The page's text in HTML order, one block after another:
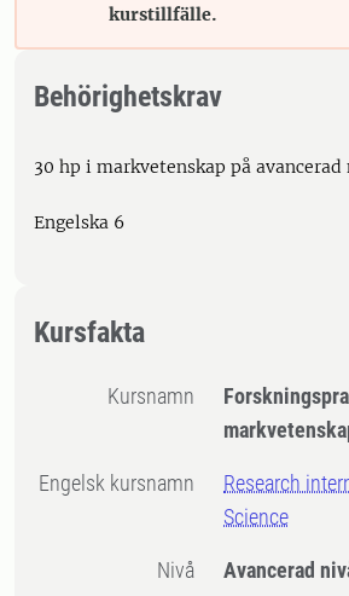
kurstillfälle.
Behörighetskrav
30 hp i markvetenskap på avancerad
Engelska 6
Kursfakta
Kursnamn
Engelsk kursnamn
Research
Science
Nivå Avancerad